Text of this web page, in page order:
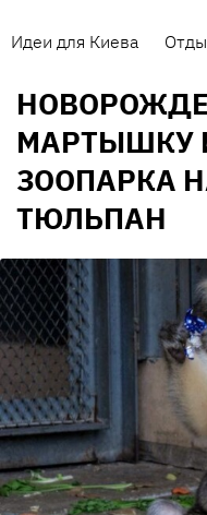
Идеи для Киева
МАРТЫШКУ
ЗООПАРКА
ТЮЛЬПАН